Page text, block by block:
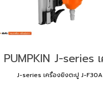
J-series เครื่องยิงตะปู J-F30A